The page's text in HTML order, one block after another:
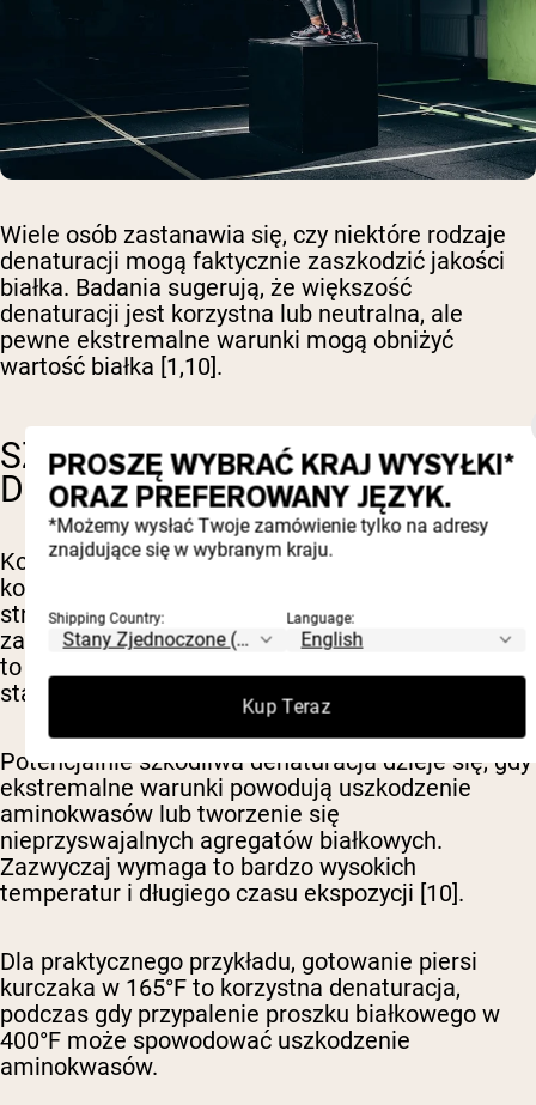
Wiele osób zastanawia się, czy niektóre rodzaje
denaturacji mogą faktycznie zaszkodzić jakości
białka. Badania sugerują, że większość
denaturacji jest korzystna lub neutralna, ale
pewne ekstremalne warunki mogą obniżyć
wartość białka [1,10].
SZKODLIWA A KORZYSTNA
DENATURACJA
Korzystna denaturacjawystępuje podczas
kontrolowanego przetwarzania, które poprawia
strawność i bezpieczeństwo, jednocześnie
zachowując integralność aminokwasów. Przykłady
to odpowiednie temperatury gotowania i
standardowe przetwarzanie suplementów.
Potencjalnie szkodliwa denaturacjadzieje się, gdy
ekstremalne warunki powodują uszkodzenie
aminokwasów lub tworzenie się
nieprzyswajalnych agregatów białkowych.
Zazwyczaj wymaga to bardzo wysokich
temperatur i długiego czasu ekspozycji [10].
Dla praktycznego przykładu, gotowanie piersi
kurczaka w 165°F to korzystna denaturacja,
podczas gdy przypalenie proszku białkowego w
400°F może spowodować uszkodzenie
aminokwasów.
PROSZĘ WYBRAĆ KRAJ WYSYŁKI*
ORAZ PREFEROWANY JĘZYK.
*Możemy wysłać Twoje zamówienie tylko na adresy
znajdujące się w wybranym kraju.
Shipping Country: Language:
Kup Teraz